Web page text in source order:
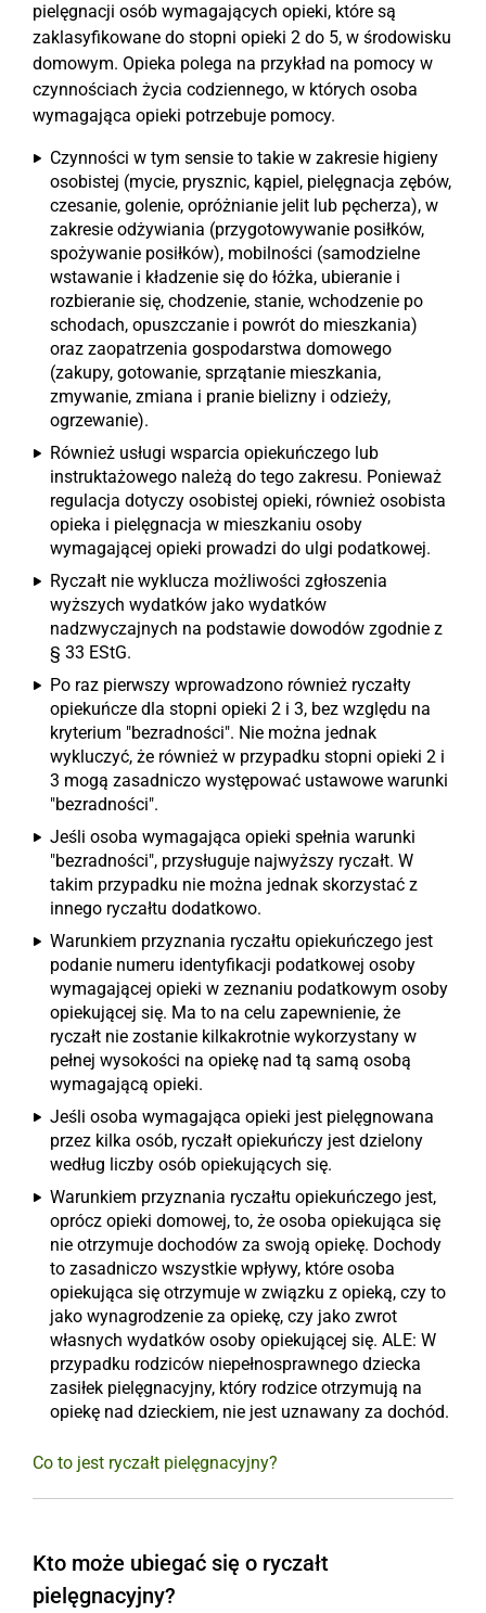
pielęgnacji osób wymagających opieki, które są
zaklasyfikowane do stopni opieki 2 do 5, w środowisku
domowym. Opieka polega na przykład na pomocy w
czynnościach życia codziennego, w których osoba
wymagająca opieki potrzebuje pomocy.
Czynności w tym sensie to takie w zakresie higieny
osobistej (mycie, prysznic, kąpiel, pielęgnacja zębów,
czesanie, golenie, opróżnianie jelit lub pęcherza), w
zakresie odżywiania (przygotowywanie posiłków,
spożywanie posiłków), mobilności (samodzielne
wstawanie i kładzenie się do łóżka, ubieranie i
rozbieranie się, chodzenie, stanie, wchodzenie po
schodach, opuszczanie i powrót do mieszkania)
oraz zaopatrzenia gospodarstwa domowego
(zakupy, gotowanie, sprzątanie mieszkania,
zmywanie, zmiana i pranie bielizny i odzieży,
ogrzewanie).
Również usługi wsparcia opiekuńczego lub
instruktażowego należą do tego zakresu. Ponieważ
regulacja dotyczy osobistej opieki, również osobista
opieka i pielęgnacja w mieszkaniu osoby
wymagającej opieki prowadzi do ulgi podatkowej.
Ryczałt nie wyklucza możliwości zgłoszenia
wyższych wydatków jako wydatków
nadzwyczajnych na podstawie dowodów zgodnie z
§ 33 EStG.
Po raz pierwszy wprowadzono również ryczałty
opiekuńcze dla stopni opieki 2 i 3, bez względu na
kryterium "bezradności". Nie można jednak
wykluczyć, że również w przypadku stopni opieki 2 i
3 mogą zasadniczo występować ustawowe warunki
"bezradności".
Jeśli osoba wymagająca opieki spełnia warunki
"bezradności", przysługuje najwyższy ryczałt. W
takim przypadku nie można jednak skorzystać z
innego ryczałtu dodatkowo.
Warunkiem przyznania ryczałtu opiekuńczego jest
podanie numeru identyfikacji podatkowej osoby
wymagającej opieki w zeznaniu podatkowym osoby
opiekującej się. Ma to na celu zapewnienie, że
ryczałt nie zostanie kilkakrotnie wykorzystany w
pełnej wysokości na opiekę nad tą samą osobą
wymagającą opieki.
Jeśli osoba wymagająca opieki jest pielęgnowana
przez kilka osób, ryczałt opiekuńczy jest dzielony
według liczby osób opiekujących się.
Warunkiem przyznania ryczałtu opiekuńczego jest,
oprócz opieki domowej, to, że osoba opiekująca się
nie otrzymuje dochodów za swoją opiekę. Dochody
to zasadniczo wszystkie wpływy, które osoba
opiekująca się otrzymuje w związku z opieką, czy to
jako wynagrodzenie za opiekę, czy jako zwrot
własnych wydatków osoby opiekującej się. ALE: W
przypadku rodziców niepełnosprawnego dziecka
zasiłek pielęgnacyjny, który rodzice otrzymują na
opiekę nad dzieckiem, nie jest uznawany za dochód.
Co to jest ryczałt pielęgnacyjny?
Kto może ubiegać się o ryczałt
pielęgnacyjny?